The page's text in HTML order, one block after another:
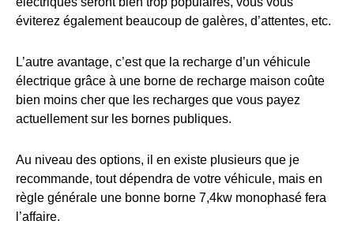
éviterez également beaucoup de galères, d’attentes, etc.
L’autre avantage, c’est que la recharge d’un véhicule
électrique grâce à une borne de recharge maison coûte
bien moins cher que les recharges que vous payez
actuellement sur les bornes publiques.
Au niveau des options, il en existe plusieurs que je
recommande, tout dépendra de votre véhicule, mais en
règle générale une bonne borne 7,4kw monophasé fera
l’affaire.